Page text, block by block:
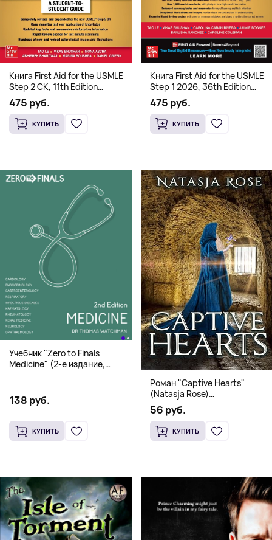
Книга First Aid for the USMLE
Step 2 CK, 11th Edition
(Мягкий переплет,
Английский язык)
475 руб.
КУПИТЬ
Книга First Aid for the USMLE
Step 1 2026, 36th Edition
(Мягкий переплет,
Английский язык)
475 руб.
КУПИТЬ
Учебник "Zero to Finals
Medicine" (2-е издание,
138 руб.
КУПИТЬ
Роман "Captive Hearts"
(Natasja Rose)
Романтическое фэнтези
56 руб.
КУПИТЬ